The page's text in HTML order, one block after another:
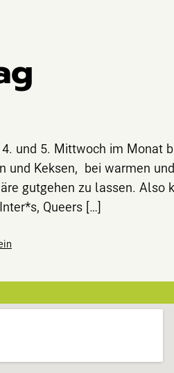
und 5. Mittwoch im Monat
und Keksen, bei warmen
gutgehen zu lassen. Also
Queers […]